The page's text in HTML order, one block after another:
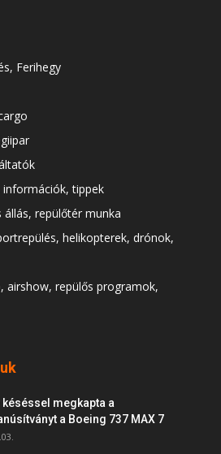
Ferihegy
információk, tippek
állás, repülőtér munka
helikopterek, drónok,
airshow, repülős programok,
késéssel megkapta a
a Boeing 737 MAX 7